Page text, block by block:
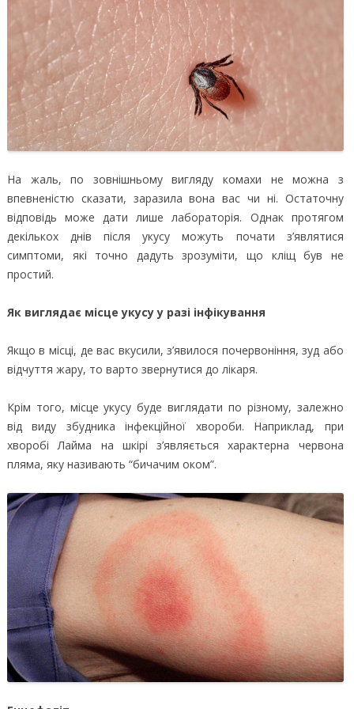
На жаль, по зовнішньому вигляду комахи не можна з
впевненістю сказати, заразила вона вас чи ні. Остаточну
відповідь може дати лише лабораторія. Однак протягом
декількох днів після укусу можуть почати з’являтися
симптоми, які точно дадуть зрозуміти, що кліщ був не
простий.
Як виглядає місце укусу у разі інфікування
Якщо в місці, де вас вкусили, з’явилося почервоніння, зуд або
відчуття жару, то варто звернутися до лікаря.
Крім того, місце укусу буде виглядати по різному, залежно
від виду збудника інфекційної хвороби. Наприклад, при
хворобі Лайма на шкірі з’являється характерна червона
пляма, яку називають “бичачим оком”.